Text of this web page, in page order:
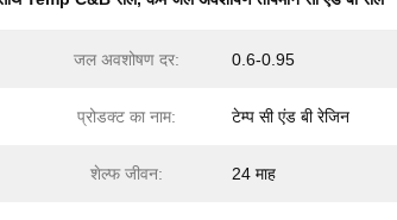
जल अवशोषण दर: 0.6-0.95
प्रोडक्ट का नाम: टेम्प सी एंड बी रेजिन
शेल्फ जीवन: 24 माह